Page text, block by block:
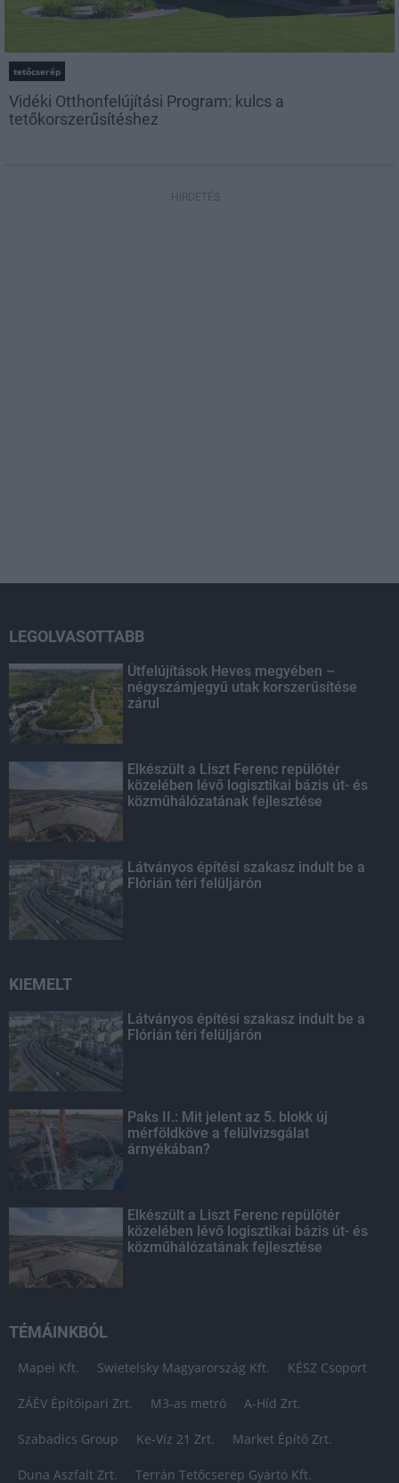
tetőcserép
Vidéki Otthonfelújítási Program: kulcs a
tetőkorszerűsítéshez
HIRDETÉS
LEGOLVASOTTABB
Útfelújítások Heves megyében –
négyszámjegyű utak korszerűsítése
zárul
Elkészült a Liszt Ferenc repülőtér
közelében lévő logisztikai bázis út- és
közműhálózatának fejlesztése
Látványos építési szakasz indult be a
Flórián téri felüljárón
KIEMELT
Látványos építési szakasz indult be a
Flórián téri felüljárón
Paks II.: Mit jelent az 5. blokk új
mérföldköve a felülvizsgálat
árnyékában?
Elkészült a Liszt Ferenc repülőtér
közelében lévő logisztikai bázis út- és
közműhálózatának fejlesztése
TÉMÁINKBÓL
Mapei Kft. Swietelsky Magyarország Kft. KÉSZ Csoport
ZÁÉV Építőipari Zrt. M3-as metró A-Híd Zrt.
Szabadics Group Ke-Víz 21 Zrt. Market Építő Zrt.
Duna Aszfalt Zrt. Terrán Tetőcserép Gyártó Kft.